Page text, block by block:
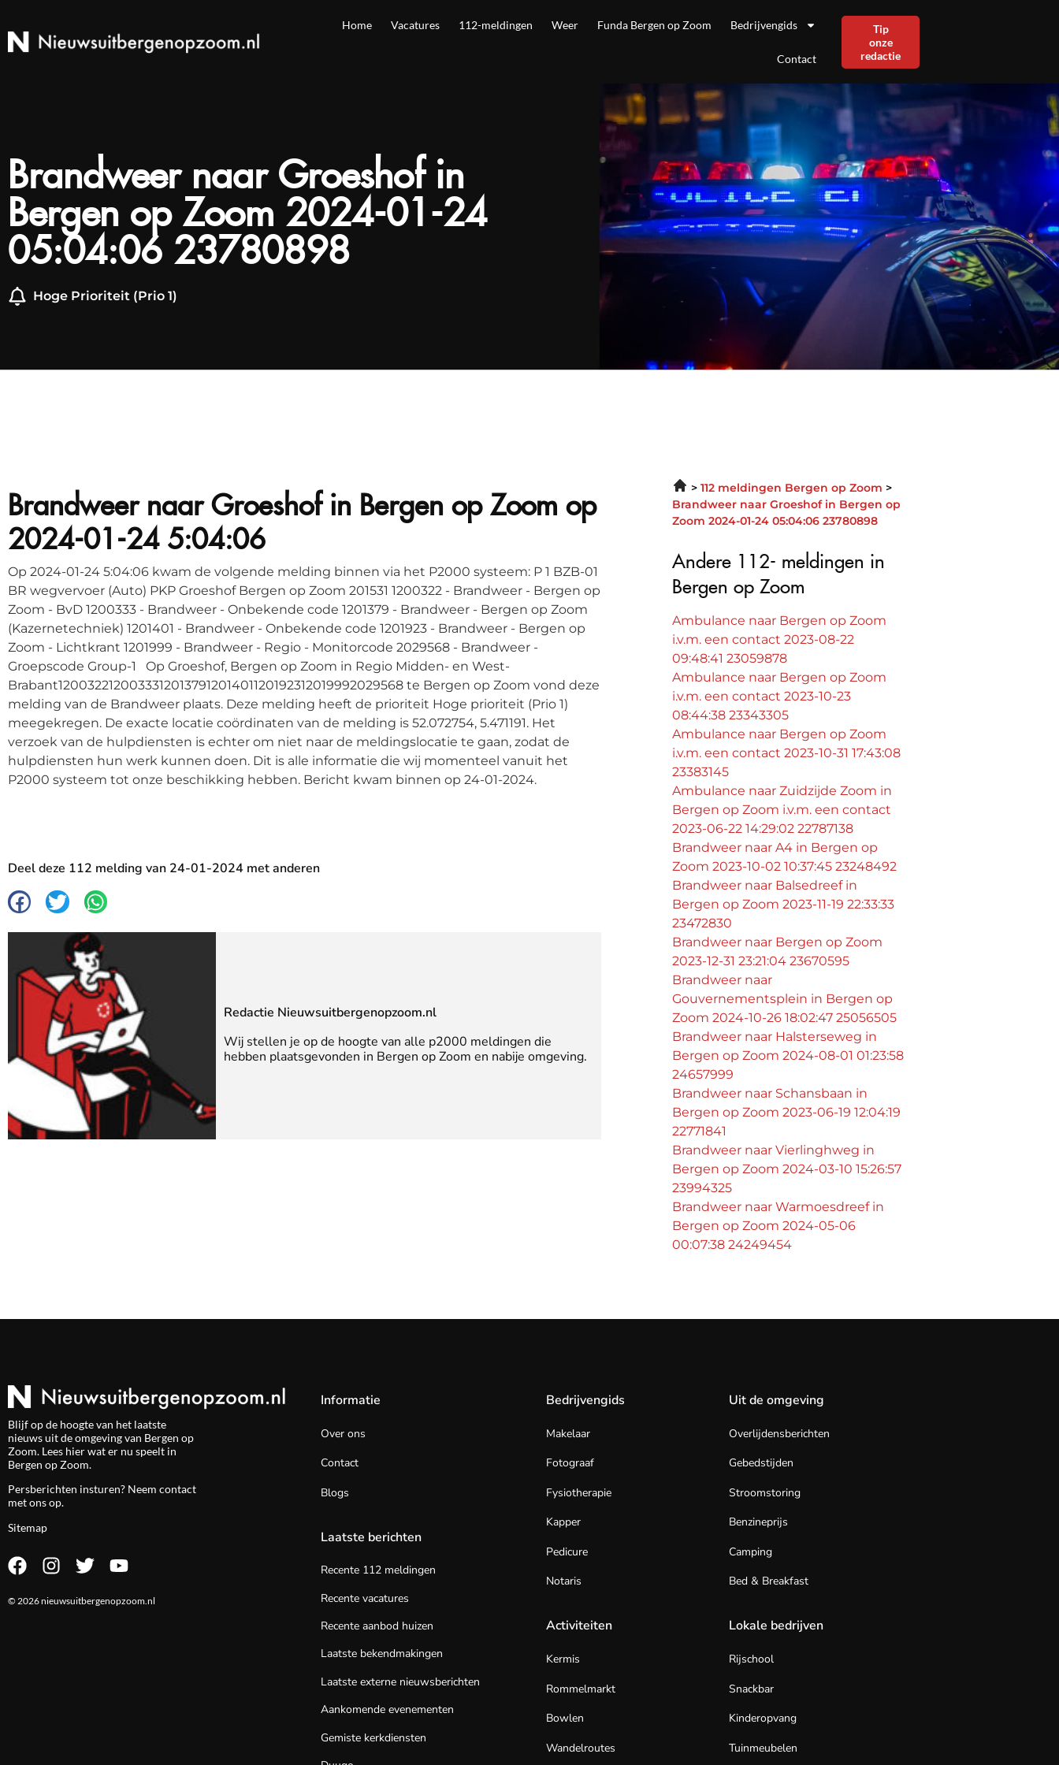
Home Vacatures 112-meldingen Weer Funda Bergen op Zoom Bedrijvengids
Contact
Tip
onze
redactie
Brandweer naar Groeshof in
Bergen op Zoom 2024-01-24
05:04:06 23780898
Hoge Prioriteit (Prio 1)
Brandweer naar Groeshof in Bergen op Zoom op
2024-01-24 5:04:06
Op 2024-01-24 5:04:06 kwam de volgende melding binnen via het P2000 systeem: P 1 BZB-01
BR wegvervoer (Auto) PKP Groeshof Bergen op Zoom 201531 1200322 - Brandweer - Bergen op
Zoom - BvD 1200333 - Brandweer - Onbekende code 1201379 - Brandweer - Bergen op Zoom
(Kazernetechniek) 1201401 - Brandweer - Onbekende code 1201923 - Brandweer - Bergen op
Zoom - Lichtkrant 1201999 - Brandweer - Regio - Monitorcode 2029568 - Brandweer -
Groepscode Group-1 Op Groeshof, Bergen op Zoom in Regio Midden- en West-
Brabant1200322120033312013791201401120192312019992029568 te Bergen op Zoom vond deze
melding van de Brandweer plaats. Deze melding heeft de prioriteit Hoge prioriteit (Prio 1)
meegekregen. De exacte locatie coördinaten van de melding is 52.072754, 5.471191. Het
verzoek van de hulpdiensten is echter om niet naar de meldingslocatie te gaan, zodat de
hulpdiensten hun werk kunnen doen. Dit is alle informatie die wij momenteel vanuit het
P2000 systeem tot onze beschikking hebben. Bericht kwam binnen op 24-01-2024.
Deel deze 112 melding van 24-01-2024 met anderen
Redactie Nieuwsuitbergenopzoom.nl
Wij stellen je op de hoogte van alle p2000 meldingen die
hebben plaatsgevonden in Bergen op Zoom en nabije omgeving.
112 meldingen Bergen op Zoom
Brandweer naar Groeshof in Bergen op
Zoom 2024-01-24 05:04:06 23780898
Andere 112- meldingen in
Bergen op Zoom
Ambulance naar Bergen op Zoom
i.v.m. een contact 2023-08-22
09:48:41 23059878
Ambulance naar Bergen op Zoom
i.v.m. een contact 2023-10-23
08:44:38 23343305
Ambulance naar Bergen op Zoom
i.v.m. een contact 2023-10-31 17:43:08
23383145
Ambulance naar Zuidzijde Zoom in
Bergen op Zoom i.v.m. een contact
2023-06-22 14:29:02 22787138
Brandweer naar A4 in Bergen op
Zoom 2023-10-02 10:37:45 23248492
Brandweer naar Balsedreef in
Bergen op Zoom 2023-11-19 22:33:33
23472830
Brandweer naar Bergen op Zoom
2023-12-31 23:21:04 23670595
Brandweer naar
Gouvernementsplein in Bergen op
Zoom 2024-10-26 18:02:47 25056505
Brandweer naar Halsterseweg in
Bergen op Zoom 2024-08-01 01:23:58
24657999
Brandweer naar Schansbaan in
Bergen op Zoom 2023-06-19 12:04:19
22771841
Brandweer naar Vierlinghweg in
Bergen op Zoom 2024-03-10 15:26:57
23994325
Brandweer naar Warmoesdreef in
Bergen op Zoom 2024-05-06
00:07:38 24249454
Blijf op de hoogte van het laatste
nieuws uit de omgeving van Bergen op
Zoom. Lees hier wat er nu speelt in
Bergen op Zoom.
Persberichten insturen? Neem contact
met ons op.
Sitemap
© 2026 nieuwsuitbergenopzoom.nl
Informatie
Over ons
Contact
Blogs
Laatste berichten
Recente 112 meldingen
Recente vacatures
Recente aanbod huizen
Laatste bekendmakingen
Laatste externe nieuwsberichten
Aankomende evenementen
Gemiste kerkdiensten
Bedrijvengids
Makelaar
Fotograaf
Fysiotherapie
Kapper
Pedicure
Notaris
Uit de omgeving
Overlijdensberichten
Gebedstijden
Stroomstoring
Benzineprijs
Camping
Bed & Breakfast
Activiteiten
Kermis
Rommelmarkt
Bowlen
Wandelroutes
Lokale bedrijven
Rijschool
Snackbar
Kinderopvang
Tuinmeubelen